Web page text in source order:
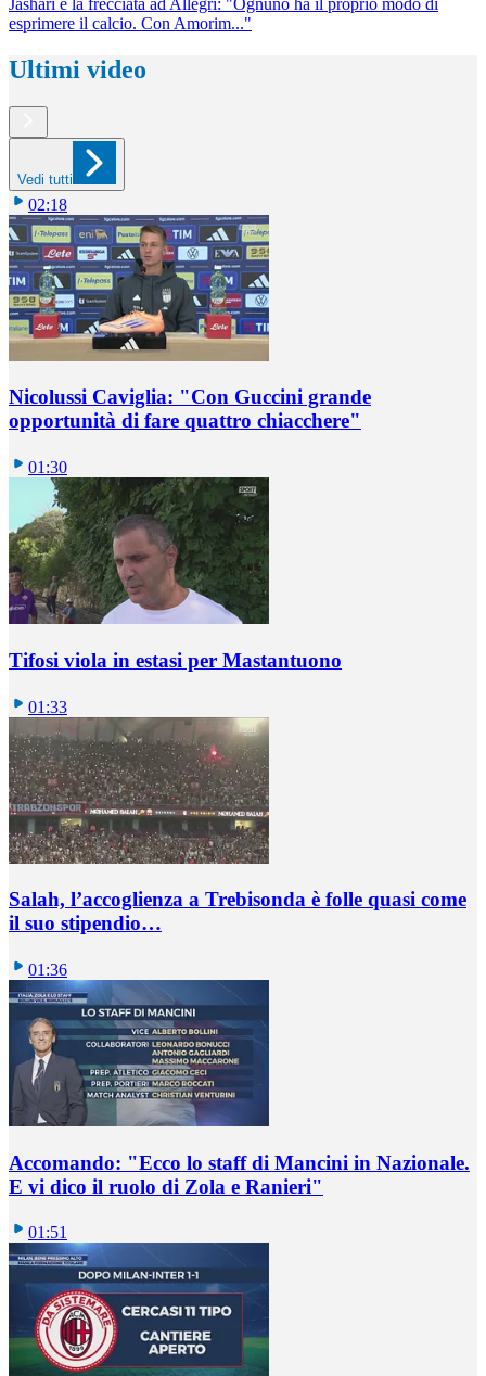
Jashari e la frecciata ad Allegri: "Ognuno ha il proprio modo di
esprimere il calcio. Con Amorim..."
Ultimi video
Vedi tutti
02:18
Nicolussi Caviglia: "Con Guccini grande
opportunità di fare quattro chiacchere"
01:30
Tifosi viola in estasi per Mastantuono
01:33
Salah, l’accoglienza a Trebisonda è folle quasi come
il suo stipendio…
01:36
Accomando: "Ecco lo staff di Mancini in Nazionale.
E vi dico il ruolo di Zola e Ranieri"
01:51